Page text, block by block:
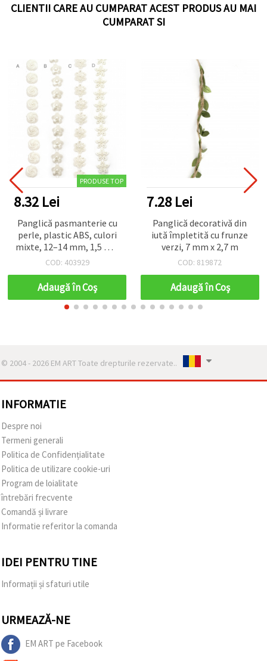
CLIENTII CARE AU CUMPARAT ACEST PRODUS AU MAI
CUMPARAT SI
PRODUSE TOP
8.32 Lei
Panglică pasmanterie cu
perle, plastic ABS, culori
mixte, 12–14 mm, 1,5 m –
ideală pentru decorațiuni
COD: 403929
Adaugă în Coş
7.28 Lei
Panglică decorativă din
iută împletită cu frunze
verzi, 7 mm x 2,7 m
COD: 819872
Adaugă în Coş
© 2004 - 2026 EM ART Toate drepturile rezervate..
INFORMATIE
Despre noi
Termeni generali
Politica de Confidențialitate
Politica de utilizare cookie-uri
Program de loialitate
întrebări frecvente
Comandă și livrare
Informatie referitor la comanda
IDEI PENTRU TINE
Informații și sfaturi utile
URMEAZĂ-NE
EM ART pe Facebook